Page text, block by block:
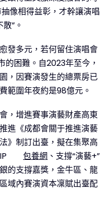
像相得益彰，才幹讓演唱
”。
發多元，若何留住演唱會
的困難。自2023年至今，
，因賽演發生的總票房已
範圍年夜約是98億元。
，增進賽事演藝財產高東
進《成都會關于推進演藝
》制訂出臺，擬在集聚高
包養網 、支撐“演藝+”
的支撐嘉獎，金牛區、龍
域內賽演資本凜賦出臺配